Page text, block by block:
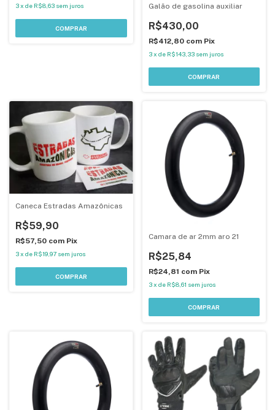
3x de R$8,63 sem juros Galão de gasolina auxiliar
R$430,00
R$412,80 com Pix
3 x de R$143,33 sem juros
Caneca Estradas Amazônicas
R$59,90
R$57,50 com Pix
3x de R$19,97 sem juros
Camara de ar 2mm aro 21
R$25,84
R$24,81 com Pix
3 x de R$8,61 sem juros